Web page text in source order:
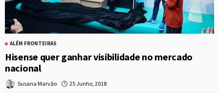
ALÉM FRONTEIRAS
Hisense quer ganhar visibilidade no mercado
nacional
Susana Marvão 25 Junho, 2018